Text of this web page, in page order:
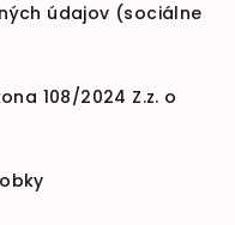
údajov (sociálne
108/2024 Z.z. o